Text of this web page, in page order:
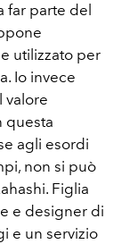
far parte del
utilizzato per
Io invece
valore
questa
agli esordi
non si può
Figlia
e designer di
e un servizio